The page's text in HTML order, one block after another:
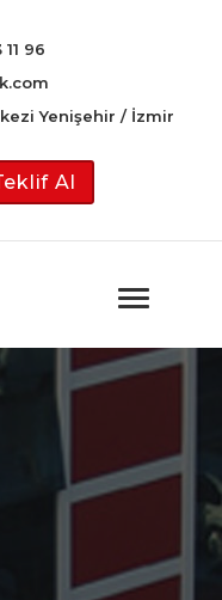
96
Yenişehir / İzmir
Al